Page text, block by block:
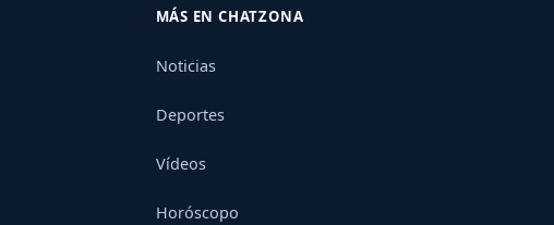
MÁS EN CHATZONA
Noticias
Deportes
Vídeos
Horóscopo